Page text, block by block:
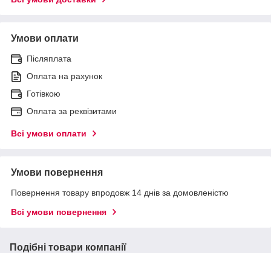
Умови оплати
Післяплата
Оплата на рахунок
Готівкою
Оплата за реквізитами
Всі умови оплати
Умови повернення
Повернення товару впродовж 14 днів за домовленістю
Всі умови повернення
Подібні товари компанії